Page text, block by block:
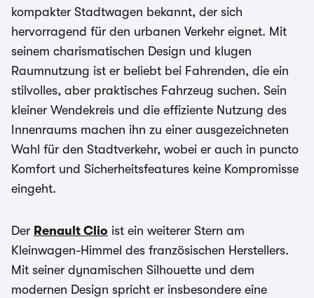
kompakter Stadtwagen bekannt, der sich
hervorragend für den urbanen Verkehr eignet. Mit
seinem charismatischen Design und klugen
Raumnutzung ist er beliebt bei Fahrenden, die ein
stilvolles, aber praktisches Fahrzeug suchen. Sein
kleiner Wendekreis und die effiziente Nutzung des
Innenraums machen ihn zu einer ausgezeichneten
Wahl für den Stadtverkehr, wobei er auch in puncto
Komfort und Sicherheitsfeatures keine Kompromisse
eingeht.
Der Renault Clio ist ein weiterer Stern am
Kleinwagen-Himmel des französischen Herstellers.
Mit seiner dynamischen Silhouette und dem
modernen Design spricht er insbesondere eine